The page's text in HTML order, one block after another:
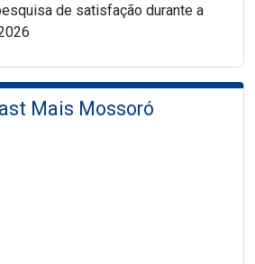
de satisfação durante a
Mais Mossoró